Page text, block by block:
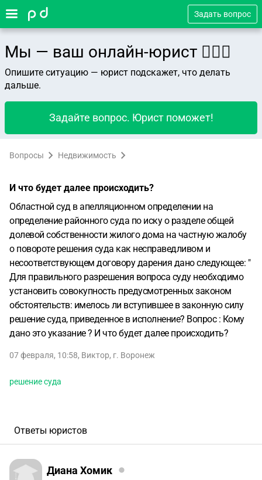
Задать вопрос
Мы — ваш онлайн-юрист 👨🏻‍⚖️
Опишите ситуацию — юрист подскажет, что делать
дальше.
Задайте вопрос. Юрист поможет!
Вопросы Недвижимость
И что будет далее происходить?
Областной суд в апелляционном определении на
определение районного суда по иску о разделе общей
долевой собственности жилого дома на частную жалобу
о повороте решения суда как несправедливом и
несоответствующем договору дарения дано следующее: "
Для правильного разрешения вопроса суду необходимо
установить совокупность предусмотренных законом
обстоятельств: имелось ли вступившее в законную силу
решение суда, приведенное в исполнение? Вопрос : Кому
дано это указание ? И что будет далее происходить?
07 февраля, 10:58, Виктор, г. Воронеж
решение суда
Ответы юристов
Диана Хомик